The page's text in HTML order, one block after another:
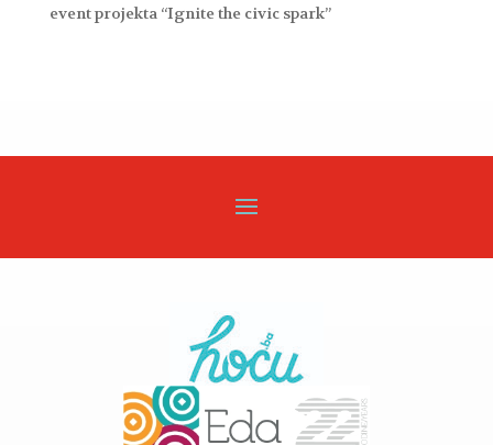
event projekta “Ignite the civic spark”